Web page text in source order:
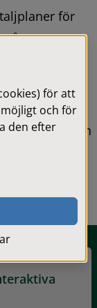
för
upphävs,
för just din
eller
för att
och för
den efter